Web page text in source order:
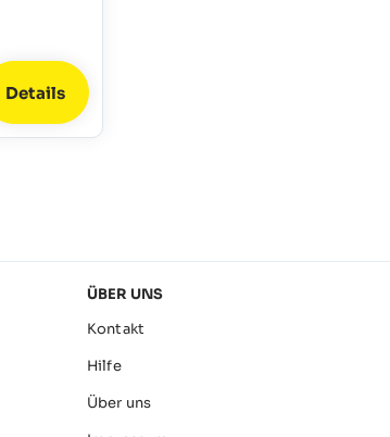
Details
ÜBER UNS
Kontakt
Hilfe
Über uns